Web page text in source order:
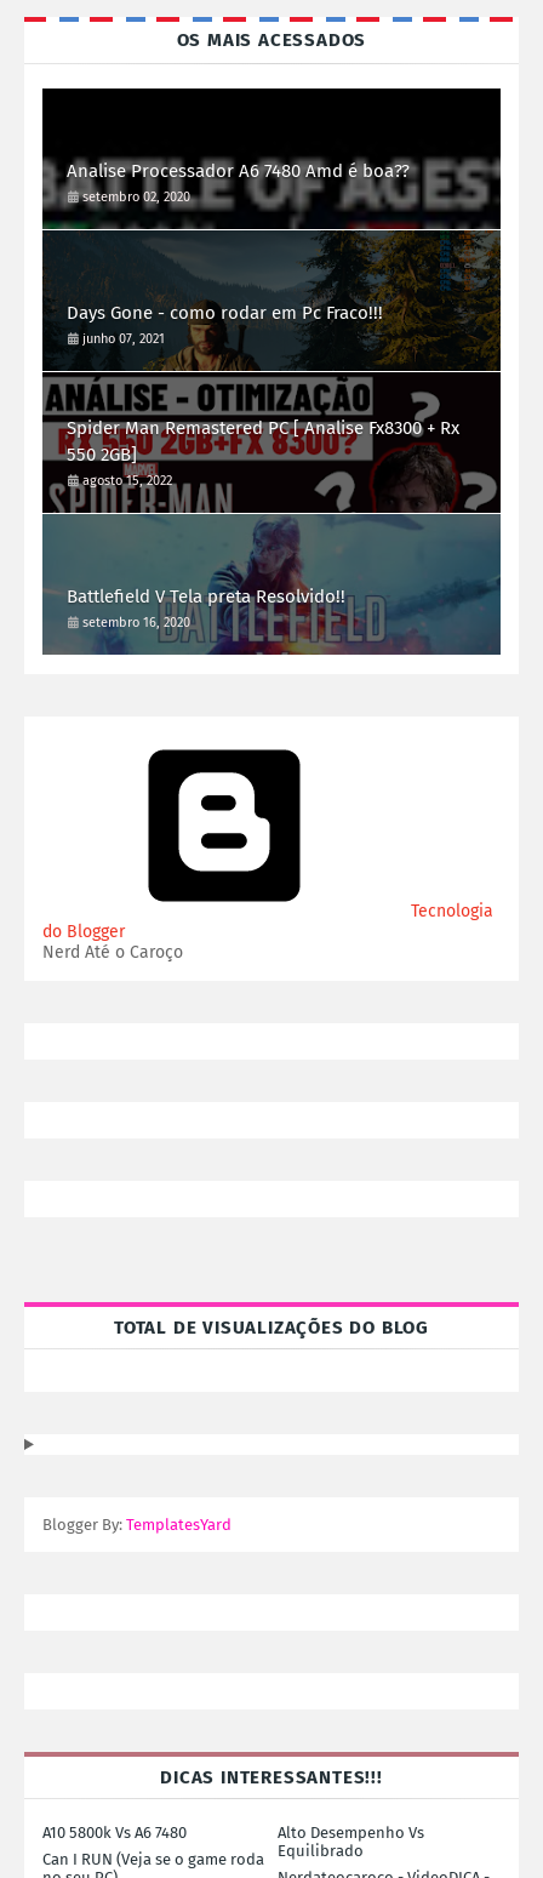
OS MAIS ACESSADOS
Analise Processador A6 7480 Amd é boa??
setembro 02, 2020
Days Gone - como rodar em Pc Fraco!!!
junho 07, 2021
Spider Man Remastered PC [ Analise Fx8300 + Rx
550 2GB]
agosto 15, 2022
Battlefield V Tela preta Resolvido!!
setembro 16, 2020
Tecnologia
do Blogger
Nerd Até o Caroço
TOTAL DE VISUALIZAÇÕES DO BLOG
Blogger By: TemplatesYard
DICAS INTERESSANTES!!!
A10 5800k Vs A6 7480
Alto Desempenho Vs
Equilibrado
Can I RUN (Veja se o game roda